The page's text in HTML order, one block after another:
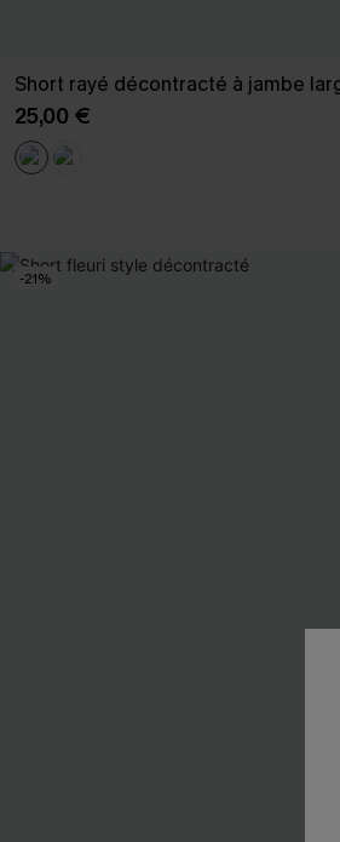
Short rayé décontracté à jambe
25,00 €
-21%